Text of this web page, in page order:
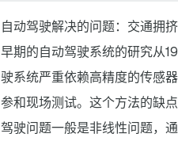
自动驾驶解决的问题：交通拥
早期的自动驾驶系统的研究从
驶系统严重依赖高精度的传感
参和现场测试。这个方法的缺
驾驶问题一般是非线性问题，